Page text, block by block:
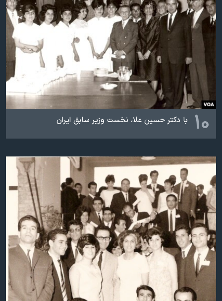
نرگس محمدی برنده جایزه نوبل صلح
همایش محافظه‌کاران آمریکا «سی‌پک»
صفحه‌های ویژه
سفر پرزیدنت ترامپ به چین
۱۰ با دکتر حسین علا، نخست وزیر سابق ایران